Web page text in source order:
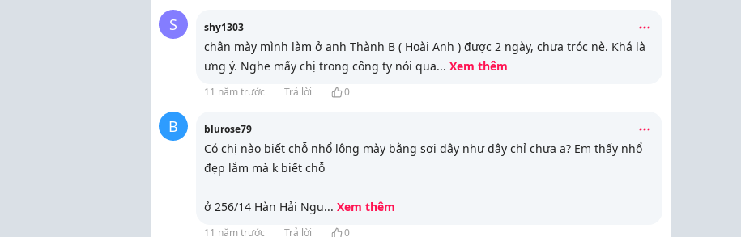
S shy1303
chân mày mình làm ở anh Thành B ( Hoài Anh ) được 2 ngày, chưa tróc nè. Khá là
ưng ý. Nghe mấy chị trong công ty nói qua... Xem thêm
11 năm trước Trả lời 0
B blurose79
Có chị nào biết chỗ nhổ lông mày bằng sợi dây như dây chỉ chưa ạ? Em thấy nhổ
đẹp lắm mà k biết chỗ
ở 256/14 Hàn Hải Ngu... Xem thêm
11 năm trước Trả lời 0